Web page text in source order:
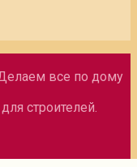
все по дому
строителей.